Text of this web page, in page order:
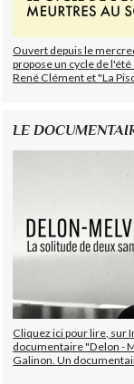
Ouvert depuis le
propose un cycle de
René Clément et "La
LE
Cliquez ici pour lire, sur
documentaire "Delon -
Galinon. Un